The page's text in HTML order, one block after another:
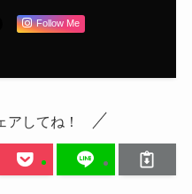
Follow Me
アしてね！